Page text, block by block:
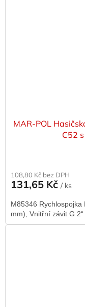
MAR-POL
C52
108,80 Kč bez DPH
131,65 Kč / ks
M85346
mm), Vnitřní závit G 2“